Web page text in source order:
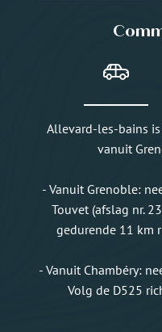
Allevard-les-bains
vanuit
- Vanuit Grenoble:
Touvet (afslag nr.
gedurende 11 km
- Vanuit Chambéry:
Volg de D525